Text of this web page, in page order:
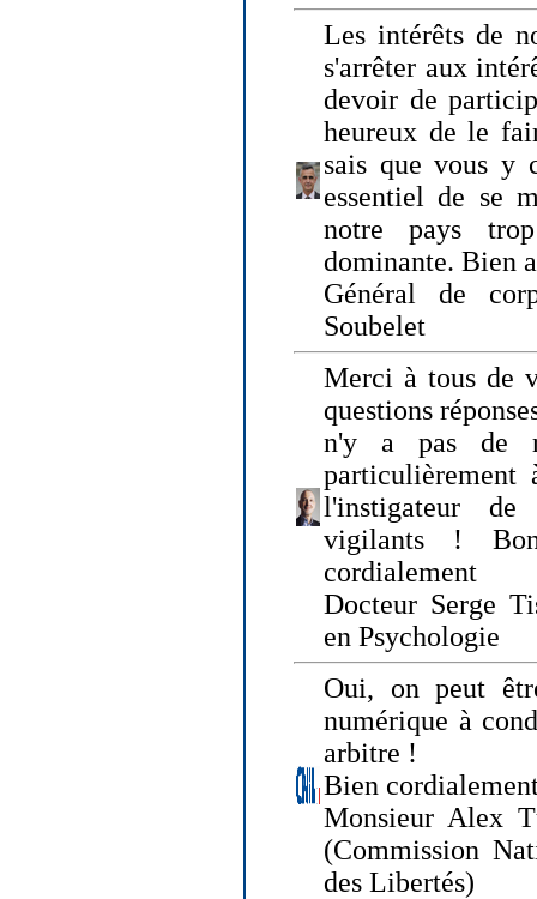
Les intérêts de
s'arrêter aux
devoir de
heureux de le
sais que vous y
essentiel de se
notre pays
dominante. Bien
Général de
Soubelet
Merci à tous de
questions
n'y a pas de
l'instigateur de
vigilants !
cordialement
Docteur Serge
en Psychologie
Oui, on peut
numérique à
arbitre !
Bien
Monsieur Alex
(Commission
des Libertés)